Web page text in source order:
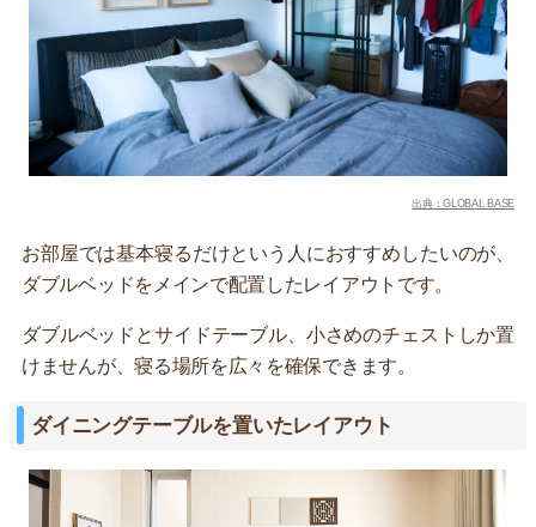
出典：GLOBAL BASE
お部屋では基本寝るだけという人におすすめしたいのが、
ダブルベッドをメインで配置したレイアウトです。
ダブルベッドとサイドテーブル、小さめのチェストしか置
けませんが、寝る場所を広々を確保できます。
ダイニングテーブルを置いたレイアウト